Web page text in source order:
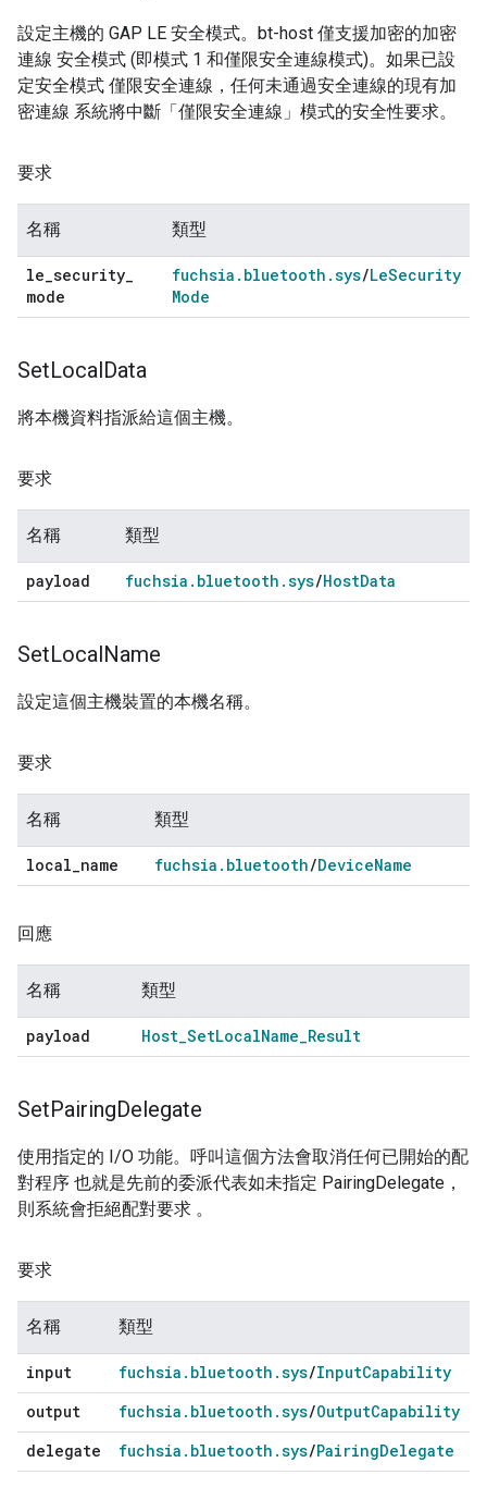
設定主機的 GAP LE 安全模式。bt-host 僅支援加密的加密
連線 安全模式 (即模式 1 和僅限安全連線模式)。如果已設
定安全模式 僅限安全連線，任何未通過安全連線的現有加
密連線 系統將中斷「僅限安全連線」模式的安全性要求。
要求
名稱 類型
le_security_
mode
fuchsia . bluetooth .sys/LeSecurity
Mode
SetLocalData
將本機資料指派給這個主機。
要求
名稱 類型
payload fuchsia . bluetooth .sys/HostData
SetLocalName
設定這個主機裝置的本機名稱。
要求
名稱 類型
local_name fuchsia . bluetooth/DeviceName
回應
名稱 類型
payload Host_SetLocalName_Result
SetPairingDelegate
使用指定的 I/O 功能。呼叫這個方法會取消任何已開始的配
對程序 也就是先前的委派代表如未指定 PairingDelegate，
則系統會拒絕配對要求 。
要求
名稱 類型
input fuchsia . bluetooth .sys/InputCapability
output
fuchsia . bluetooth .sys/OutputCapability
delegate
fuchsia . bluetooth .sys/PairingDelegate